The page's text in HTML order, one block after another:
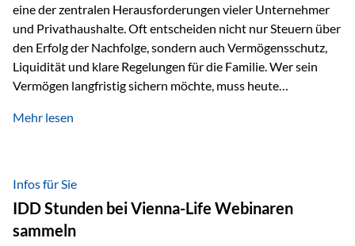
eine der zentralen Herausforderungen vieler Unternehmer
und Privathaushalte. Oft entscheiden nicht nur Steuern über
den Erfolg der Nachfolge, sondern auch Vermögensschutz,
Liquidität und klare Regelungen für die Familie. Wer sein
Vermögen langfristig sichern möchte, muss heute
„Erfolgsformel Liechtenstein“, herausgegeben und verfasst
Vermögensschutz strategisch miteinander verbindet.
Warum klassische Nachfolgeplanung oft scheitert Viele
Vermögen werden erst im Todesfall übertragen. Das kann zu
Problemen führen: Hohe Erbschaftsteuern Streitigkeiten
Mehr lesen
Infos für Sie
IDD Stunden bei Vienna-Life Webinaren
sammeln